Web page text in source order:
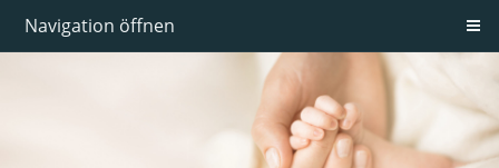
Navigation öffnen